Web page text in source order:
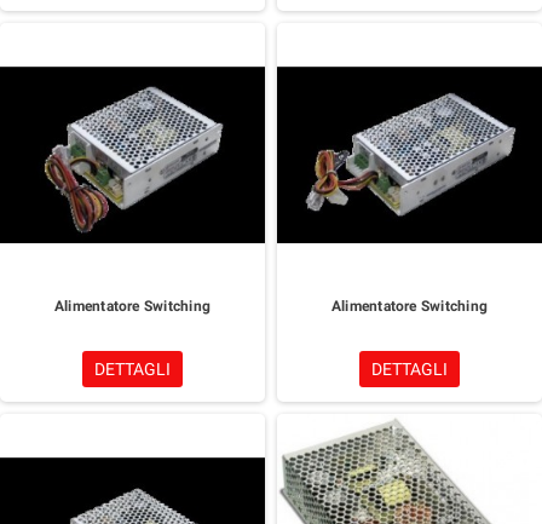
Alimentatore Switching
DETTAGLI
Alimentatore Switching
DETTAGLI